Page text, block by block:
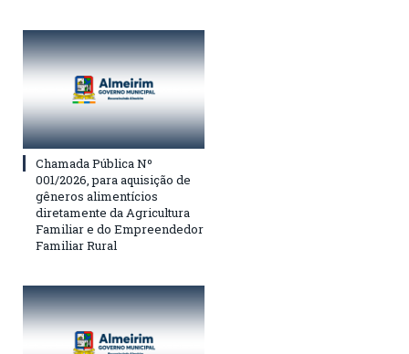
Chamada Pública Nº
001/2026, para aquisição de
gêneros alimentícios
diretamente da Agricultura
Familiar e do Empreendedor
Familiar Rural